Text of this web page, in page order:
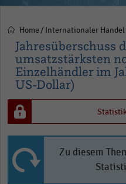
Pfadnavigation
Home Internationaler Handel
Jahresüberschuss
umsatzstärksten
Einzelhändler im
US-Dollar)
Zu diesem